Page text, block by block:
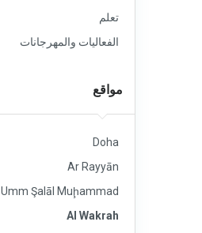
تعلم
الفعاليات والمهرجانات
مواقع
Doha
Ar Rayyān
Umm Şalāl Muḩammad
Al Wakrah